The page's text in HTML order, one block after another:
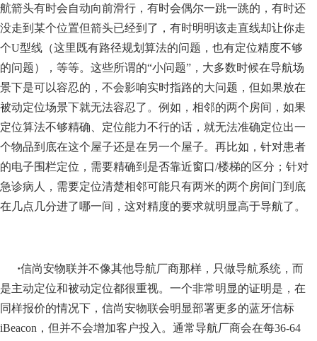
航箭头有时会自动向前滑行，有时会偶尔一跳一跳的，有时还
没走到某个位置但箭头已经到了，有时明明该走直线却让你走
个U型线（这里既有路径规划算法的问题，也有定位精度不够
的问题），等等。这些所谓的“小问题”，大多数时候在导航场
景下是可以容忍的，不会影响实时指路的大问题，但如果放在
被动定位场景下就无法容忍了。例如，相邻的两个房间，如果
定位算法不够精确、定位能力不行的话，就无法准确定位出一
个物品到底在这个屋子还是在另一个屋子。再比如，针对患者
的电子围栏定位，需要精确到是否靠近窗口/楼梯的区分；针对
急诊病人，需要定位清楚相邻可能只有两米的两个房间门到底
在几点几分进了哪一间，这对精度的要求就明显高于导航了。
·信尚安物联并不像其他导航厂商那样，只做导航系统，而
是主动定位和被动定位都很重视。一个非常明显的证明是，在
同样报价的情况下，信尚安物联会明显部署更多的蓝牙信标
iBeacon，但并不会增加客户投入。通常导航厂商会在每36-64